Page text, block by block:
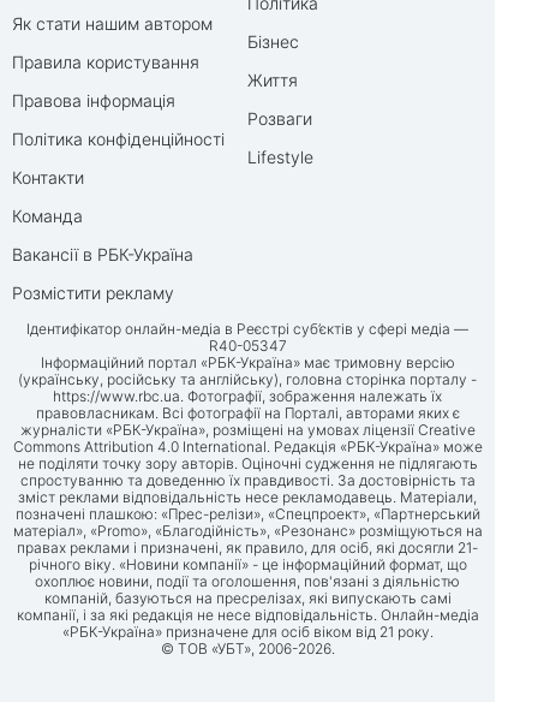
Як стати нашим автором
Правила користування
Правова інформація
Політика конфіденційності
Контакти
Команда
Вакансії в РБК-Україна
Розмістити рекламу
Бізнес
Життя
Розваги
Lifestyle
Ідентифікатор онлайн-медіа в Реєстрі суб’єктів у сфері медіа —
R40-05347
Інформаційний портал «РБК-Україна» має тримовну версію
(українську, російську та англійську), головна сторінка порталу -
https://www.rbc.ua. Фотографії, зображення належать їх
правовласникам. Всі фотографії на Порталі, авторами яких є
журналісти «РБК-Україна», розміщені на умовах ліцензії Creative
Commons Attribution 4.0 International. Редакція «РБК-Україна» може
не поділяти точку зору авторів. Оціночні судження не підлягають
спростуванню та доведенню їх правдивості. За достовірність та
зміст реклами відповідальність несе рекламодавець. Матеріали,
позначені плашкою: «Прес-релізи», «Спецпроект», «Партнерський
матеріал», «Promo», «Благодійність», «Резонанс» розміщуються на
правах реклами і призначені, як правило, для осіб, які досягли 21-
річного віку. «Новини компанії» - це інформаційний формат, що
охоплює новини, події та оголошення, пов'язані з діяльністю
компаній, базуються на пресрелізах, які випускають самі
компанії, і за які редакція не несе відповідальність. Онлайн-медіа
«РБК-Україна» призначене для осіб віком від 21 року.
© ТОВ «УБТ», 2006-2026.